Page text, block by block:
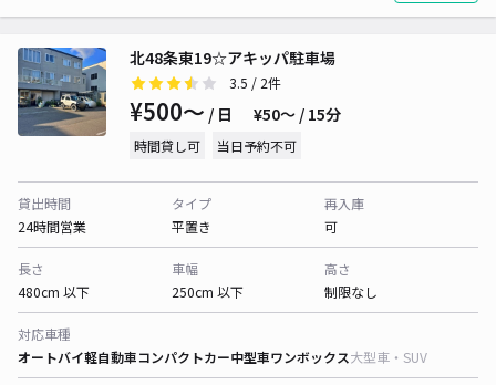
北48条東19☆アキッパ駐車場
3.5 / 2件
¥500〜 / 日 ¥50〜 / 15分
時間貸し可 当日予約不可
貸出時間
24時間営業
タイプ
平置き
再入庫
可
長さ
480cm 以下
車幅
250cm 以下
高さ
制限なし
対応車種
オートバイ軽自動車コンパクトカー中型車ワンボックス大型車・SUV